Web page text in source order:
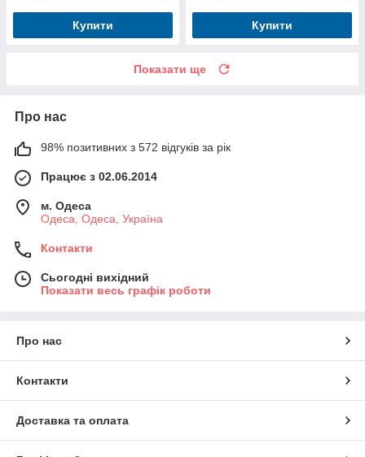
Купити Купити
Показати ще
Про нас
98% позитивних з 572 відгуків за рік
Працює з 02.06.2014
м. Одеса
Одеса, Одеса, Україна
Контакти
Сьогодні вихідний
Показати весь графік роботи
Про нас
Контакти
Доставка та оплата